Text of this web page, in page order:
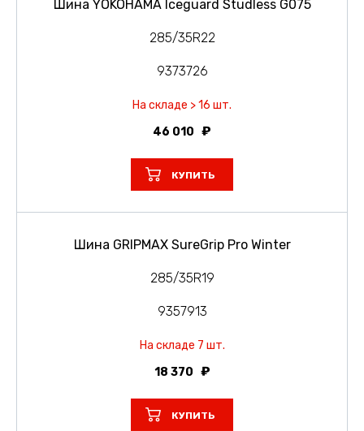
Шина YOKOHAMA Iceguard Studless G075
285/35R22
9373726
На складе > 16 шт.
46 010
КУПИТЬ
Шина GRIPMAX SureGrip Pro Winter
285/35R19
9357913
На складе 7 шт.
18 370
КУПИТЬ